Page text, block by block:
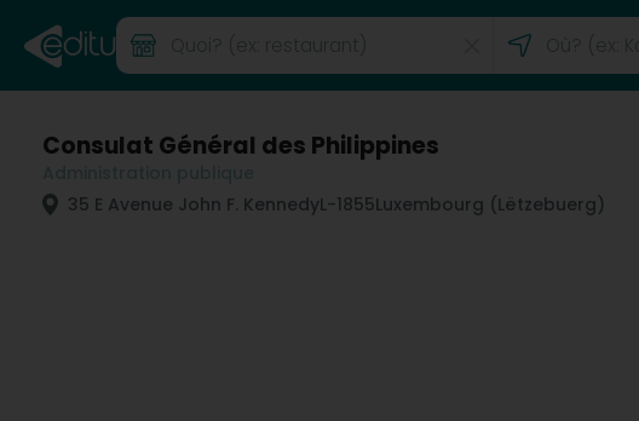
Consulat Général des Philippines
35 E Avenue John F. KennedyL-1855Luxembourg (Lëtzebuerg)